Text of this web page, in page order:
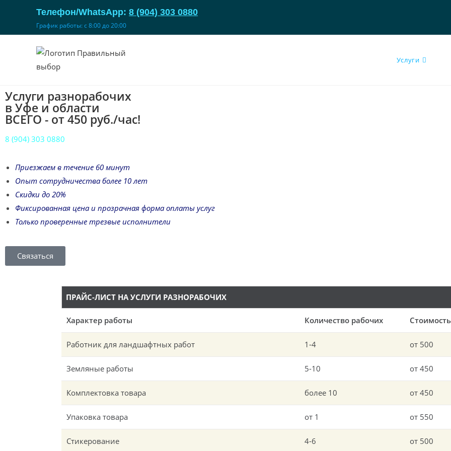
Телефон/WhatsApp: 8 (904) 303 0880
График работы: с 8:00 до 20:00
Услуги
Услуги разнорабочих
в Уфе и области
ВСЕГО - от 450 руб./час!
8 (904) 303 0880
Приезжаем в течение 60 минут
Опыт сотрудничества более 10 лет
Скидки до 20%
Фиксированная цена и прозрачная форма оплаты услуг
Только проверенные трезвые исполнители
Связаться
ПРАЙС-ЛИСТ НА УСЛУГИ РАЗНОРАБОЧИХ
Характер работы Количество рабочих
Работник для ландшафтных работ 1-4 от 500
Земляные работы 5-10 от 450
Комплектовка товара более 10 от 450
Упаковка товара от 1 от 550
Стикерование 4-6 от 500